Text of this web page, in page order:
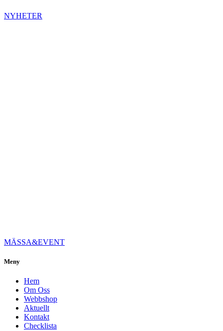
NYHETER
MÄSSA&EVENT
Meny
Hem
Om Oss
Webbshop
Aktuellt
Kontakt
Checklista